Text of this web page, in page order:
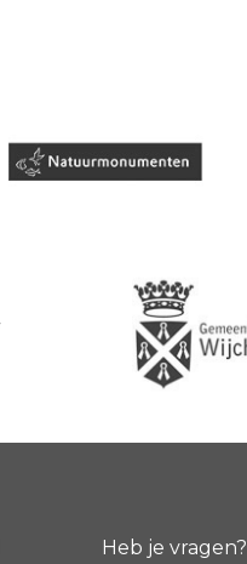
Heb je vragen?